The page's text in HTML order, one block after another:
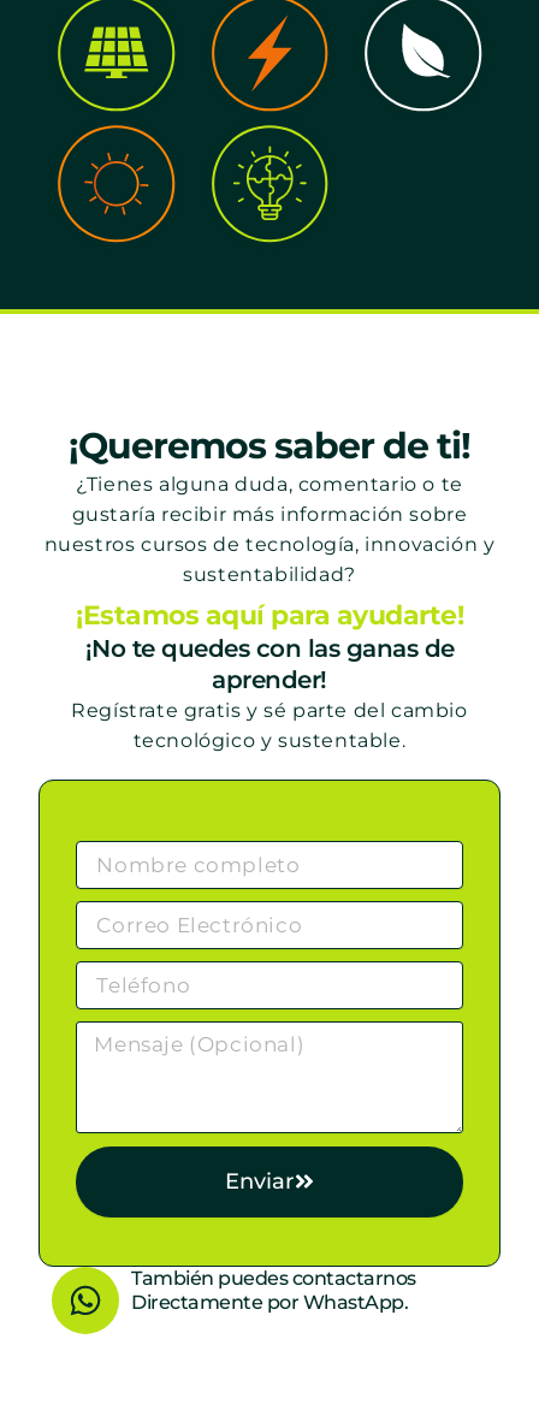
¡Queremos saber de ti!
¿Tienes alguna duda, comentario o te
gustaría recibir más información sobre
nuestros cursos de tecnología, innovación y
sustentabilidad?
¡Estamos aquí para ayudarte!
¡No te quedes con las ganas de
aprender!
Regístrate gratis y sé parte del cambio
tecnológico y sustentable.
Enviar
W
h
También puedes contactarnos
Directamente por WhastApp.